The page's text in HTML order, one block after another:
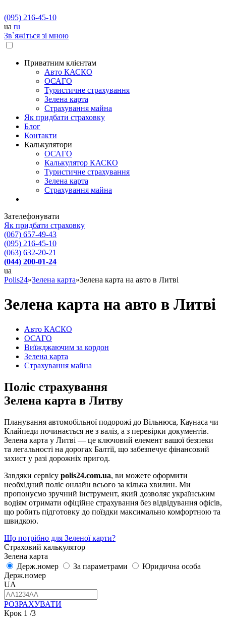
(095) 216-45-10
ua ru
Зв`яжіться зі мною
Приватним клієнтам
Авто КАСКО
OСАГО
Туристичне страхування
Зелена карта
Страхування майна
Як придбати страховку
Блог
Контакти
Калькулятори
OСАГО
Калькулятор КАСКО
Туристичне страхування
Зелена карта
Страхування майна
Зателефонувати
Як придбати страховку
(067) 657-49-43
(095) 216-45-10
(063) 632-20-21
(044) 200-01-24
ua
Polis24»Зелена карта»Зелена карта на авто в Литві
Зелена карта на авто в Литві
Авто КАСКО
OСАГО
Виїжджаючим за кордон
Зелена карта
Страхування майна
Поліс страхування
Зелена карта в Литву
Планування автомобільної подорожі до Вільнюса, Каунаса чи
Клайпеди починається не з валіз, а з перевірки документів.
Зелена карта у Литві — це ключовий елемент вашої безпеки
та легальності на дорогах Балтії, що забезпечує фінансовий
захист у разі дорожніх пригод.
Завдяки сервісу polis24.com.ua, ви можете оформити
необхідний поліс онлайн всього за кілька хвилин. Ми
пропонуємо зручний інструмент, який дозволяє українським
водіям отримати офіційне страхування без відвідування офісів,
що робить підготовку до поїздки максимально комфортною та
швидкою.
Що потрібно для Зеленої карти?
Страховий калькулятор
Зелена карта
Держ.номер
За параметрами
Юридична особа
Держ.номер
UA
РОЗРАХУВАТИ
Крок 1 /3